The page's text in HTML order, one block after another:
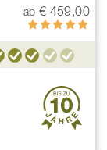
ab € 459,00
Bewertung:
100%